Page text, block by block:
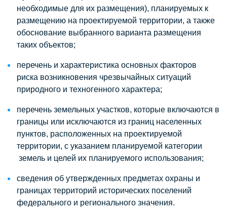
необходимые для их размещения), планируемых к
размещению на проектируемой территории, а также
обоснование выбранного варианта размещения
таких объектов;
перечень и характеристика основных факторов
риска возникновения чрезвычайных ситуаций
природного и техногенного характера;
перечень земельных участков, которые включаются в
границы или исключаются из границ населенных
пунктов, расположенных на проектируемой
территории, с указанием планируемой категории
земель и целей их планируемого использования;
сведения об утвержденных предметах охраны и
границах территорий исторических поселений
федерального и регионального значения.